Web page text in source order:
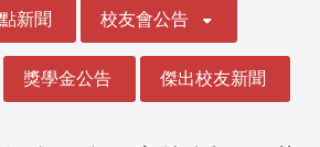
新聞 校友會公告
獎學金公告 傑出校友新聞